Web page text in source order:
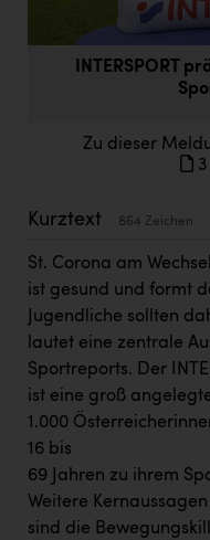
Doppler Gruppe
ERLUS AG
Firmenradl
HIG Infomotion Group
IFE Austria GmbH
Immotech
INTERSPAR
INTERSPORT Austria
Jesolo
Jane Goodall Institute
Kärcher
INTERSPORT
Zu dieser
Kurztext 864 Zeichen
St. Corona am
ist gesund und formt
Jugendliche sollten
lautet eine zentrale
Sportreports. Der
ist eine groß
1.000
16 bis
69 Jahren zu ihrem
Weitere
sind die